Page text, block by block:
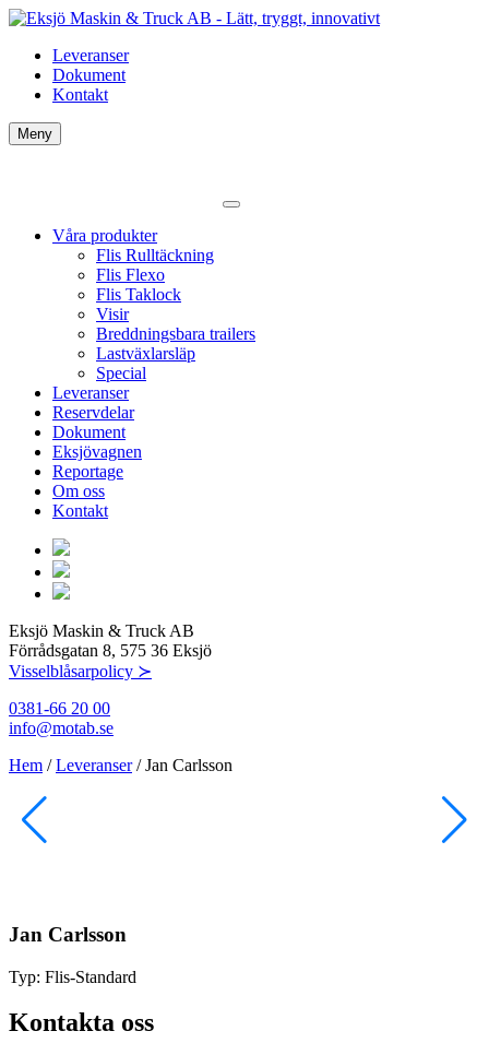
Leveranser
Dokument
Kontakt
Meny
Våra produkter
Flis Rulltäckning
Flis Flexo
Flis Taklock
Visir
Breddningsbara trailers
Lastväxlarsläp
Special
Leveranser
Reservdelar
Dokument
Eksjövagnen
Reportage
Om oss
Kontakt
Eksjö Maskin & Truck AB
Förrådsgatan 8, 575 36 Eksjö
Visselblåsarpolicy ≻
0381-66 20 00
info@motab.se
Hem /Leveranser/Jan Carlsson
Jan Carlsson
Typ: Flis-Standard
Kontakta oss